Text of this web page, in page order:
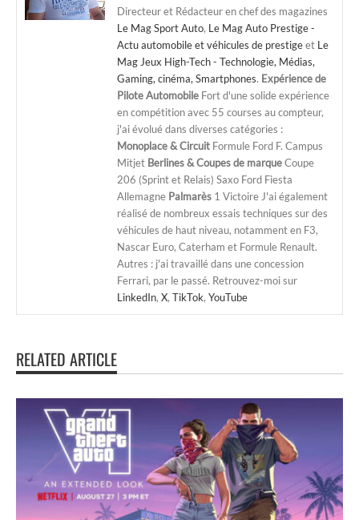
Directeur et Rédacteur en chef des magazines
Le Mag Sport Auto, Le Mag Auto Prestige -
Actu automobile et véhicules de prestigeet Le
Mag Jeux High-Tech - Technologie, Médias,
Gaming, cinéma, Smartphones. Expérience de
Pilote Automobile Fort d'une solide expérience
en compétition avec 55 courses au compteur,
j'ai évolué dans diverses catégories :
Monoplace & Circuit Formule Ford F. Campus
Mitjet Berlines & Coupes de marqueCoupe
206 (Sprint et Relais) Saxo Ford Fiesta
Allemagne Palmarès 1 Victoire J'ai également
réalisé de nombreux essais techniques sur des
véhicules de haut niveau, notamment en F3,
Nascar Euro, Caterham et Formule Renault.
Autres : j'ai travaillé dans une concession
Ferrari, par le passé. Retrouvez-moi sur
LinkedIn, X, TikTok, YouTube
RELATED ARTICLE